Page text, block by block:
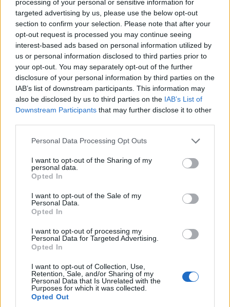
processing of your personal or sensitive information for
targeted advertising by us, please use the below opt-out
section to confirm your selection. Please note that after your
opt-out request is processed you may continue seeing
interest-based ads based on personal information utilized by
us or personal information disclosed to third parties prior to
your opt-out. You may separately opt-out of the further
disclosure of your personal information by third parties on the
IAB’s list of downstream participants. This information may
also be disclosed by us to third parties on the IAB’s List of
Downstream Participants that may further disclose it to other
Please note that this website/app uses one or more Google
not limited to your visit or usage behaviour. You may click to
grant or deny consent to Google and its third-party tags to
use your data for below specified purposes in below Google
consent section.
Personal Data Processing Opt Outs
I want to opt-out of the Sharing of my
personal data.
Opted In
I want to opt-out of the Sale of my
Personal Data.
Opted In
I want to opt-out of processing my
Personal Data for Targeted Advertising.
Opted In
I want to opt-out of Collection, Use,
Retention, Sale, and/or Sharing of my
Personal Data that Is Unrelated with the
Purposes for which it was collected.
Opted Out
Magyarországon. Az adatfelvétel önkitöltős online kérdőívvel történt.
Adatfelvétel ideje: 2025. február. Elemszám: 1800 fő aktív építőipari
szakember. Az elemzés statisztikai módszerekkel történt. A kutatás nem
reprezentatív. A kutatás a 2024 azonos időszakában készült hasonló
felméréshez hasonlóan, a szakemberek megkérdezésével készült. A
kutatás célcsoportja és módszertana megegyezett a 2024-es kutatás
célcsoportjával, így a két év eredményeinek összehasonlítása
megbízható képet mutat.
szakemberhiány